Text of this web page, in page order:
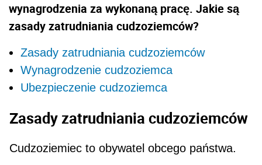
wynagrodze­nia za wykonaną pracę. Jakie są
zasady zatrudniania cudzoziemców?
Zasady zatrudniania cudzoziemców
Wynagrodzenie cudzoziemca
Ubezpieczenie cudzoziemca
Zasady zatrudniania cudzoziemców
Cudzoziemiec to obywatel obcego państwa.